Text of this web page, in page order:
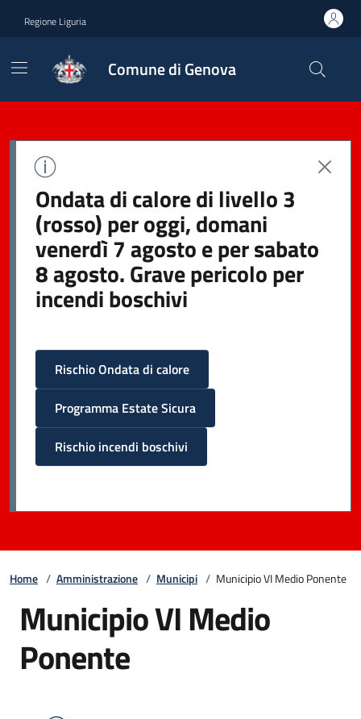
Regione Liguria
Comune di Genova
Ondata di calore di livello 3
(rosso) per oggi, domani
venerdì 7 agosto e per sabato
8 agosto. Grave pericolo per
incendi boschivi
Rischio Ondata di calore
Programma Estate Sicura
Rischio incendi boschivi
Home / Amministrazione / Municipi / Municipio VI Medio Ponente
Municipio VI Medio
Ponente